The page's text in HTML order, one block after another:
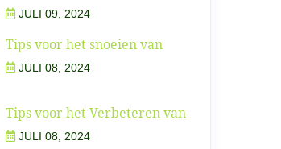
JULI 09, 2024
Tips voor het snoeien van
JULI 08, 2024
Tips voor het Verbeteren van
JULI 08, 2024